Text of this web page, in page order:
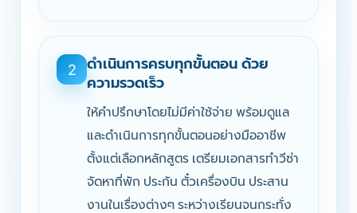
2
ดำเนินการครบทุกขั้นตอน ด้วย
ความรวดเร็ว
ให้คำปรึกษาโดยไม่มีค่าใช้จ่าย พร้อมดูแล
และดำเนินการทุกขั้นตอนอย่างมืออาชีพ
ตั้งแต่เลือกหลักสูตร เตรียมเอกสารทำวีซ่า
จัดหาที่พัก ประกัน ตั๋วเครื่องบิน ประสาน
งานในเรื่องต่างๆ ระหว่างเรียนจนกระทั่ง